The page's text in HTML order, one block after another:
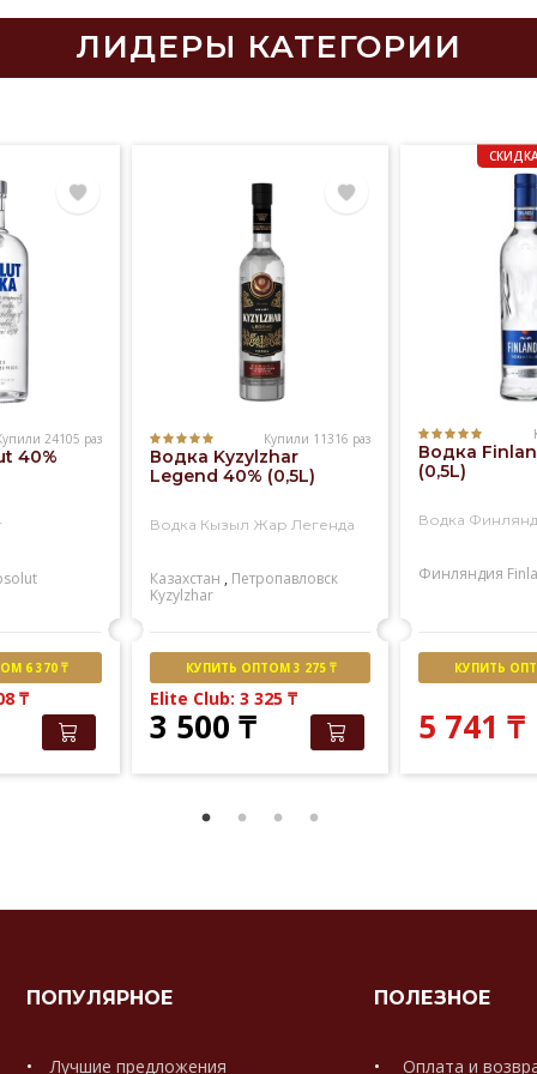
ЛИДЕРЫ КАТЕГОРИИ
24105 раз
40%
6 370 ₸
₸
Купили 11316 раз
Водка Kyzylzhar
Legend 40% (0,5L)
Водка Кызыл Жар Легенда
Казахстан , Петропавловск
Kyzylzhar
КУПИТЬ ОПТОМ 3 275 ₸
Elite Club: 3 325 ₸
3 500 ₸
Водка
(0,5L)
Водка
Финляндия
КУПИТЬ
5 741 ₸
ПОПУЛЯРНОЕ
Лучшие предложения
ПОЛЕЗНОЕ
Оплата и